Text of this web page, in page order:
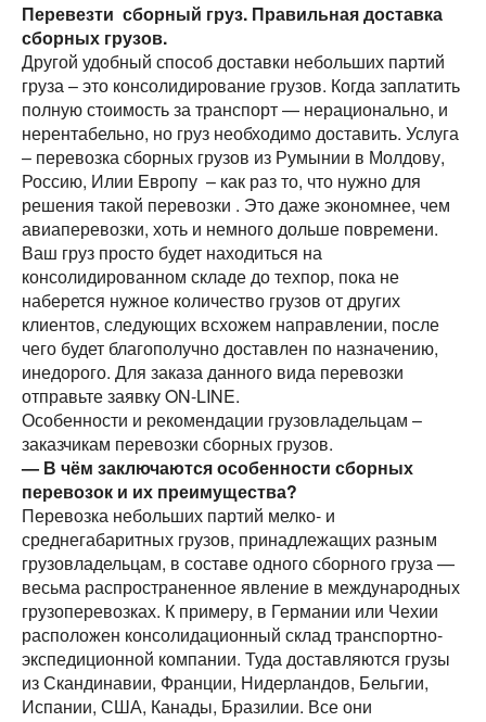
Перевезти сборный груз. Правильная доставка
сборных грузов.
Другой удобный способ доставки небольших партий
груза – это консолидирование грузов. Когда заплатить
полную стоимость за транспорт — нерационально, и
нерентабельно, но груз необходимо доставить. Услуга
– перевозка сборных грузов из Румынии в Молдову,
Россию, Илии Европу – как раз то, что нужно для
решения такой перевозки . Это даже экономнее, чем
авиаперевозки, хоть и немного дольше повремени.
Ваш груз просто будет находиться на
консолидированном складе до техпор, пока не
наберется нужное количество грузов от других
клиентов, следующих всхожем направлении, после
чего будет благополучно доставлен по назначению,
инедорого. Для заказа данного вида перевозки
отправьте заявку ON-LINE.
Особенности и рекомендации грузовладельцам –
заказчикам перевозки сборных грузов.
— В чём заключаются особенности сборных
перевозок и их преимущества?
Перевозка небольших партий мелко- и
среднегабаритных грузов, принадлежащих разным
грузовладельцам, в составе одного сборного груза —
весьма распространенное явление в международных
грузоперевозках. К примеру, в Германии или Чехии
расположен консолидационный склад транспортно-
экспедиционной компании. Туда доставляются грузы
из Скандинавии, Франции, Нидерландов, Бельгии,
Испании, США, Канады, Бразилии. Все они